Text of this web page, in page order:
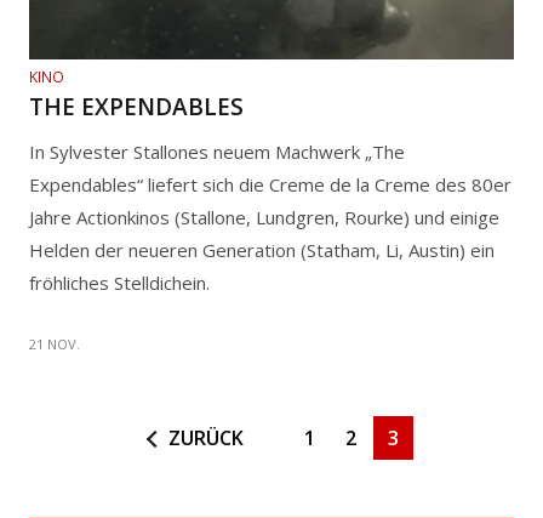
KINO
THE EXPENDABLES
In Sylvester Stallones neuem Machwerk „The
Expendables“ liefert sich die Creme de la Creme des 80er
Jahre Actionkinos (Stallone, Lundgren, Rourke) und einige
Helden der neueren Generation (Statham, Li, Austin) ein
fröhliches Stelldichein.
21 NOV.
ZURÜCK 1 2 3